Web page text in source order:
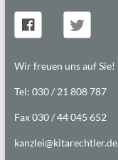
Wir freuen uns auf Sie!
Tel: 030 / 21 808 787
Fax 030 / 44 045 652
kanzlei@kitarechtler.de